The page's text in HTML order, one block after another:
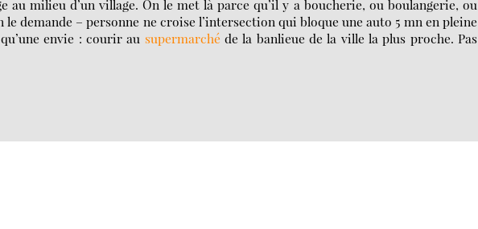
au milieu d’un village. On le met là parce qu’il y a boucherie, ou boulangerie, ou
le demande – personne ne croise l’intersection qui bloque une auto 5 mn en pleine
envie : courir au supermarché de la banlieue de la ville la plus proche. Pas